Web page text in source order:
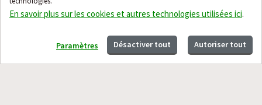
En savoir plus sur les cookies et autres technologies utilisées ici.
Paramètres Désactiver tout Autoriser tout